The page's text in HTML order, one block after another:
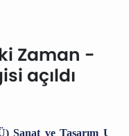
Zaman -
açıldı
Sanat ve Tasarım